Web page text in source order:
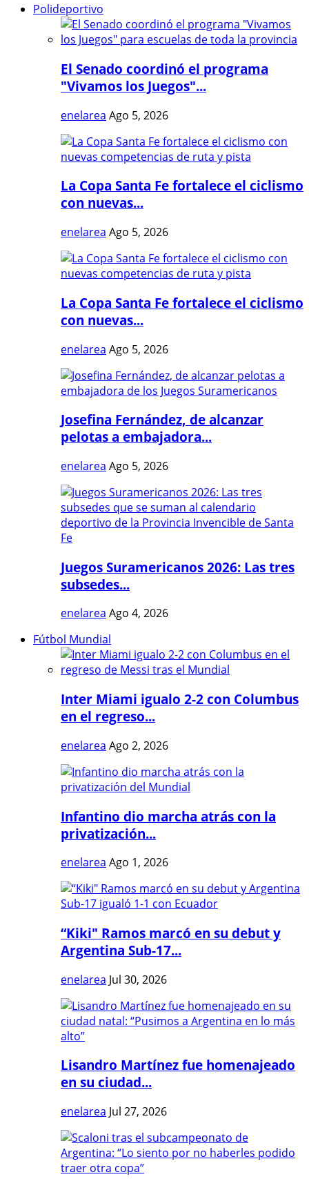
Polideportivo
El Senado coordinó el programa
"Vivamos los Juegos"...
enelarea Ago 5, 2026
La Copa Santa Fe fortalece el ciclismo
con nuevas...
enelarea Ago 5, 2026
La Copa Santa Fe fortalece el ciclismo
con nuevas...
enelarea Ago 5, 2026
Josefina Fernández, de alcanzar
pelotas a embajadora...
enelarea Ago 5, 2026
Juegos Suramericanos 2026: Las tres
subsedes...
enelarea Ago 4, 2026
Fútbol Mundial
Inter Miami igualo 2-2 con Columbus
en el regreso...
enelarea Ago 2, 2026
Infantino dio marcha atrás con la
privatización...
enelarea Ago 1, 2026
“Kiki" Ramos marcó en su debut y
Argentina Sub-17...
enelarea Jul 30, 2026
Lisandro Martínez fue homenajeado
en su ciudad...
enelarea Jul 27, 2026